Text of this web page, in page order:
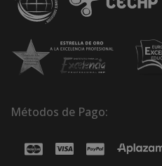
Métodos de Pago: